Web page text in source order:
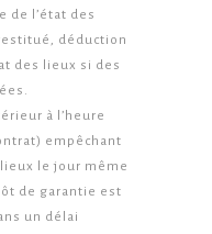
de l’état des
déduction
des lieux si des
à l’heure
empêchant
le jour même
de garantie est
un délai